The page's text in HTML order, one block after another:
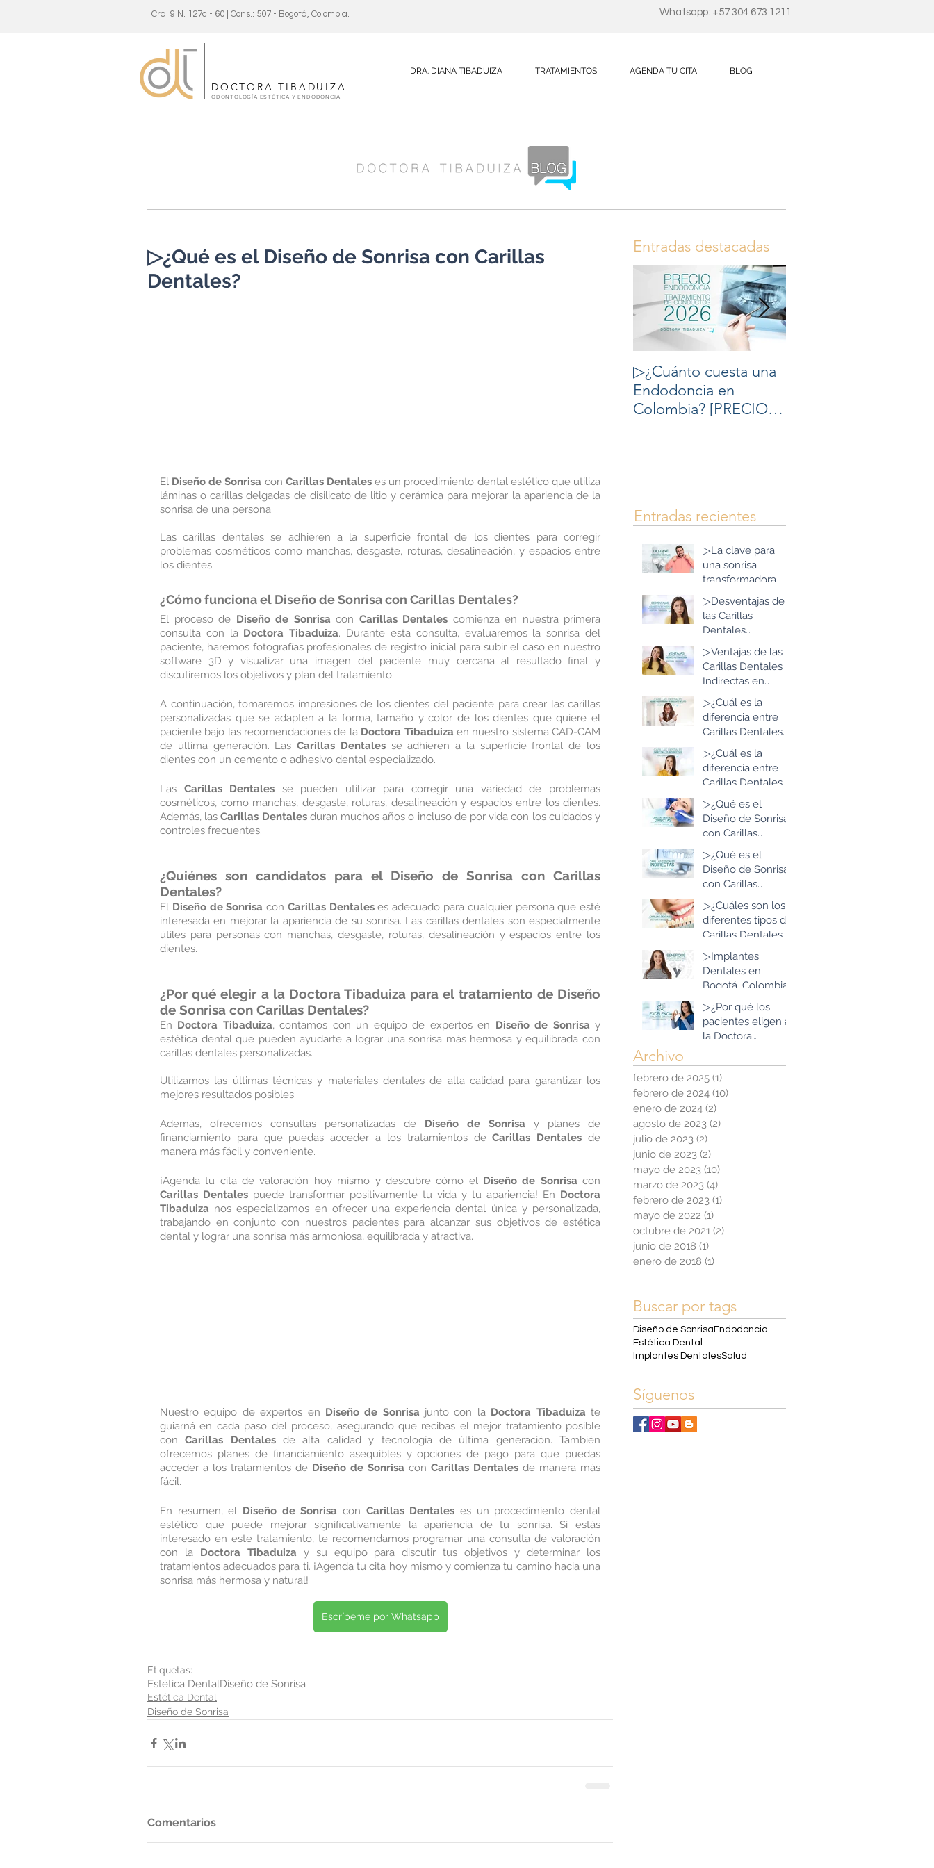
Cra. 9 N. 127c - 60 | Cons.: 507 - Bogotá, Colombia. Whatsapp: +57 304 673 1211
DOCTORA TIBADUIZA
ODONTOLOGÍA ESTÉTICA Y ENDODONCIA
DRA. DIANA TIBADUIZA TRATAMIENTOS AGENDA TU CITA BLOG
▷¿Qué es el Diseño de Sonrisa con Carillas
Dentales?
El Diseño de Sonrisa con Carillas Dentales es un procedimiento dental estético que utiliza
láminas o carillas delgadas de disilicato de litio y cerámica para mejorar la apariencia de la
sonrisa de una persona.
Las carillas dentales se adhieren a la superficie frontal de los dientes para corregir
problemas cosméticos como manchas, desgaste, roturas, desalineación, y espacios entre
los dientes.
¿Cómo funciona el Diseño de Sonrisa con Carillas Dentales?
El proceso de Diseño de Sonrisa con Carillas Dentales comienza en nuestra primera
consulta con la Doctora Tibaduiza. Durante esta consulta, evaluaremos la sonrisa del
paciente, haremos fotografías profesionales de registro inicial para subir el caso en nuestro
software 3D y visualizar una imagen del paciente muy cercana al resultado final y
discutiremos los objetivos y plan del tratamiento.
A continuación, tomaremos impresiones de los dientes del paciente para crear las carillas
personalizadas que se adapten a la forma, tamaño y color de los dientes que quiere el
paciente bajo las recomendaciones de la Doctora Tibaduiza en nuestro sistema CAD-CAM
de última generación. Las Carillas Dentales se adhieren a la superficie frontal de los
dientes con un cemento o adhesivo dental especializado.
Las Carillas Dentales se pueden utilizar para corregir una variedad de problemas
cosméticos, como manchas, desgaste, roturas, desalineación y espacios entre los dientes.
Además, las Carillas Dentales duran muchos años o incluso de por vida con los cuidados y
controles frecuentes.
¿Quiénes son candidatos para el Diseño de Sonrisa con Carillas
Dentales?
El Diseño de Sonrisa con Carillas Dentales es adecuado para cualquier persona que esté
interesada en mejorar la apariencia de su sonrisa. Las carillas dentales son especialmente
útiles para personas con manchas, desgaste, roturas, desalineación y espacios entre los
dientes.
¿Por qué elegir a la Doctora Tibaduiza para el tratamiento de Diseño
de Sonrisa con Carillas Dentales?
En Doctora Tibaduiza, contamos con un equipo de expertos en Diseño de Sonrisa y
estética dental que pueden ayudarte a lograr una sonrisa más hermosa y equilibrada con
carillas dentales personalizadas.
Utilizamos las últimas técnicas y materiales dentales de alta calidad para garantizar los
mejores resultados posibles.
Además, ofrecemos consultas personalizadas de Diseño de Sonrisa y planes de
financiamiento para que puedas acceder a los tratamientos de Carillas Dentales de
manera más fácil y conveniente.
¡Agenda tu cita de valoración hoy mismo y descubre cómo el Diseño de Sonrisa
Carillas Dentales puede transformar positivamente tu vida y tu apariencia! En Doctora
Tibaduiza nos especializamos en ofrecer una experiencia dental única y personalizada,
trabajando en conjunto con nuestros pacientes para alcanzar sus objetivos de estética
dental y lograr una sonrisa más armoniosa, equilibrada y atractiva.
Nuestro equipo de expertos en Diseño de Sonrisa junto con la Doctora Tibaduiza te
guiarná en cada paso del proceso, asegurando que recibas el mejor tratamiento posible
con Carillas Dentales de alta calidad y tecnología de última generación. También
ofrecemos planes de financiamiento asequibles y opciones de pago para que puedas
acceder a los tratamientos de Diseño de Sonrisa con Carillas Dentales de manera más
fácil.
En resumen, el Diseño de Sonrisa con Carillas Dentales es un procedimiento dental
estético que puede mejorar significativamente la apariencia de tu sonrisa. Si estás
interesado en este tratamiento, te recomendamos programar una consulta de valoración
con la Doctora Tibaduiza y su equipo para discutir tus objetivos y determinar los
tratamientos adecuados para ti. ¡Agenda tu cita hoy mismo y comienza tu camino hacia una
sonrisa más hermosa y natural!
Escríbeme por Whatsapp
Etiquetas:
Estética DentalDiseño de Sonrisa
Estética Dental
Diseño de Sonrisa
Comentarios
Entradas destacadas
▷¿Cuánto cuesta una
Endodoncia en
Colombia? [PRECIOS
Entradas recientes
▷La clave para
una sonrisa
transformadora
con Implantes
Dentales y todo en
Bogotá, Colombia
▷Desventajas de
las Carillas
Dentales
Indirectas en
Resina de Alta
Estética: Lo que
▷Ventajas de las
Carillas Dentales
Indirectas en
Resina de Alta
Estética: Lo que
debes saber
▷¿Cuál es la
diferencia entre
Carillas Dentales
Indirectas en
Resina de Alta
Estética y las de
▷¿Cuál es la
diferencia entre
Carillas Dentales
Directas e
Indirectas?
▷¿Qué es el
Diseño de Sonrisa
con Carillas
Dentales Directas
en Resina de Alta
Estética?
▷¿Qué es el
Diseño de Sonrisa
con Carillas
Dentales
Indirectas en
Resina de Alta
▷¿Cuáles son los
diferentes tipos de
Carillas Dentales
que existen?
▷Implantes
Dentales en
Bogotá, Colombia:
Beneficios que
superan las
expectativas
▷¿Por qué los
pacientes eligen a
la Doctora
Implantes
Dentales en
Bogotá, Colombia?
Archivo
febrero de 2025 (1)
febrero de 2024 (10)
enero de 2024 (2)
agosto de 2023 (2)
julio de 2023 (2)
junio de 2023 (2)
mayo de 2023 (10)
marzo de 2023 (4)
febrero de 2023 (1)
mayo de 2022 (1)
octubre de 2021 (2)
junio de 2018 (1)
enero de 2018 (1)
Buscar por tags
Diseño de SonrisaEndodoncia
Estética Dental
Implantes DentalesSalud
Síguenos